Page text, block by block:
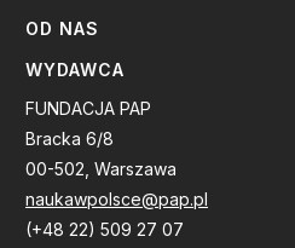
OD NAS
WYDAWCA
FUNDACJA PAP
Bracka 6/8
00-502, Warszawa
naukawpolsce@pap.pl
(+48 22) 509 27 07